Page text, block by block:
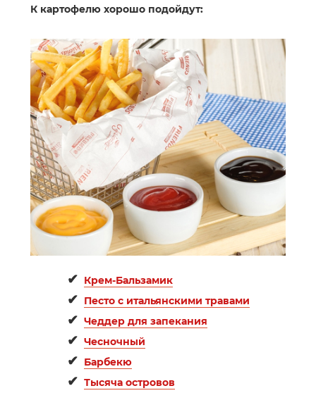
К картофелю хорошо подойдут:
✔ Крем-Бальзамик
✔ Песто с итальянскими травами
✔ Чеддер для запекания
✔ Чесночный
✔ Барбекю
✔ Тысяча островов